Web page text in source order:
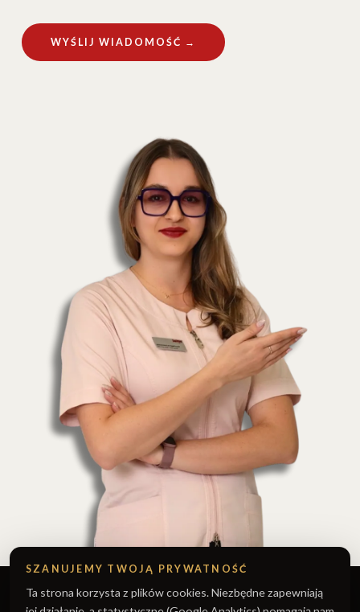
WYŚLIJ WIADOMOŚĆ →
SZANUJEMY TWOJĄ PRYWATNOŚĆ
Ta strona korzysta z plików cookies. Niezbędne zapewniają